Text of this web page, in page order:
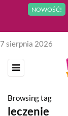
NOWOŚĆ!
7 sierpnia 2026
Browsing tag
leczenie